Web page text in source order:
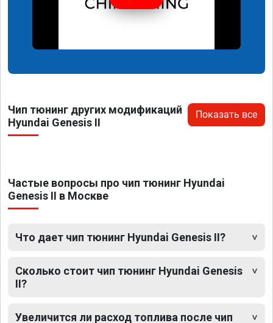
Чип тюнинг других модификаций
Hyundai Genesis II
Показать все
Частые вопросы про чип тюнинг Hyundai
Genesis II в Москве
Что дает чип тюнинг Hyundai Genesis II?
Сколько стоит чип тюнинг Hyundai Genesis
II?
Увеличится ли расход топлива после чип